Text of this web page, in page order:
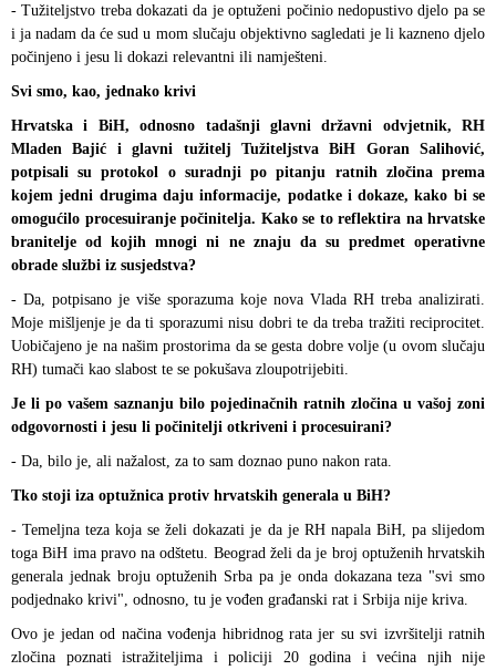
- Tužiteljstvo treba dokazati da je optuženi počinio nedopustivo djelo pa se
i ja nadam da će sud u mom slučaju objektivno sagledati je li kazneno djelo
počinjeno i jesu li dokazi relevantni ili namješteni.
Svi smo, kao, jednako krivi
Hrvatska i BiH, odnosno tadašnji glavni državni odvjetnik, RH
Mladen Bajić i glavni tužitelj Tužiteljstva BiH Goran Salihović,
potpisali su protokol o suradnji po pitanju ratnih zločina prema
kojem jedni drugima daju informacije, podatke i dokaze, kako bi se
omogućilo procesuiranje počinitelja. Kako se to reflektira na hrvatske
branitelje od kojih mnogi ni ne znaju da su predmet operativne
obrade službi iz susjedstva?
- Da, potpisano je više sporazuma koje nova Vlada RH treba analizirati.
Moje mišljenje je da ti sporazumi nisu dobri te da treba tražiti reciprocitet.
Uobičajeno je na našim prostorima da se gesta dobre volje (u ovom slučaju
RH) tumači kao slabost te se pokušava zloupotrijebiti.
Je li po vašem saznanju bilo pojedinačnih ratnih zločina u vašoj zoni
odgovornosti i jesu li počinitelji otkriveni i procesuirani?
- Da, bilo je, ali nažalost, za to sam doznao puno nakon rata.
Tko stoji iza optužnica protiv hrvatskih generala u BiH?
- Temeljna teza koja se želi dokazati je da je RH napala BiH, pa slijedom
toga BiH ima pravo na odštetu. Beograd želi da je broj optuženih hrvatskih
generala jednak broju optuženih Srba pa je onda dokazana teza "svi smo
podjednako krivi", odnosno, tu je vođen građanski rat i Srbija nije kriva.
Ovo je jedan od načina vođenja hibridnog rata jer su svi izvršitelji ratnih
zločina poznati istražiteljima i policiji 20 godina i većina njih nije